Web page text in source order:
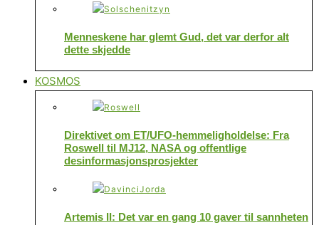
Menneskene har glemt Gud, det var derfor alt
dette skjedde
KOSMOS
Direktivet om ET/UFO-hemmeligholdelse: Fra
Roswell til MJ12, NASA og offentlige
desinformasjonsprosjekter
Artemis II: Det var en gang 10 gaver til sannheten